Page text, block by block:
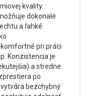
kvality.
dokonalé
a ľahké
pri práci
Konzistencia je
a stredne
po
bezchybný